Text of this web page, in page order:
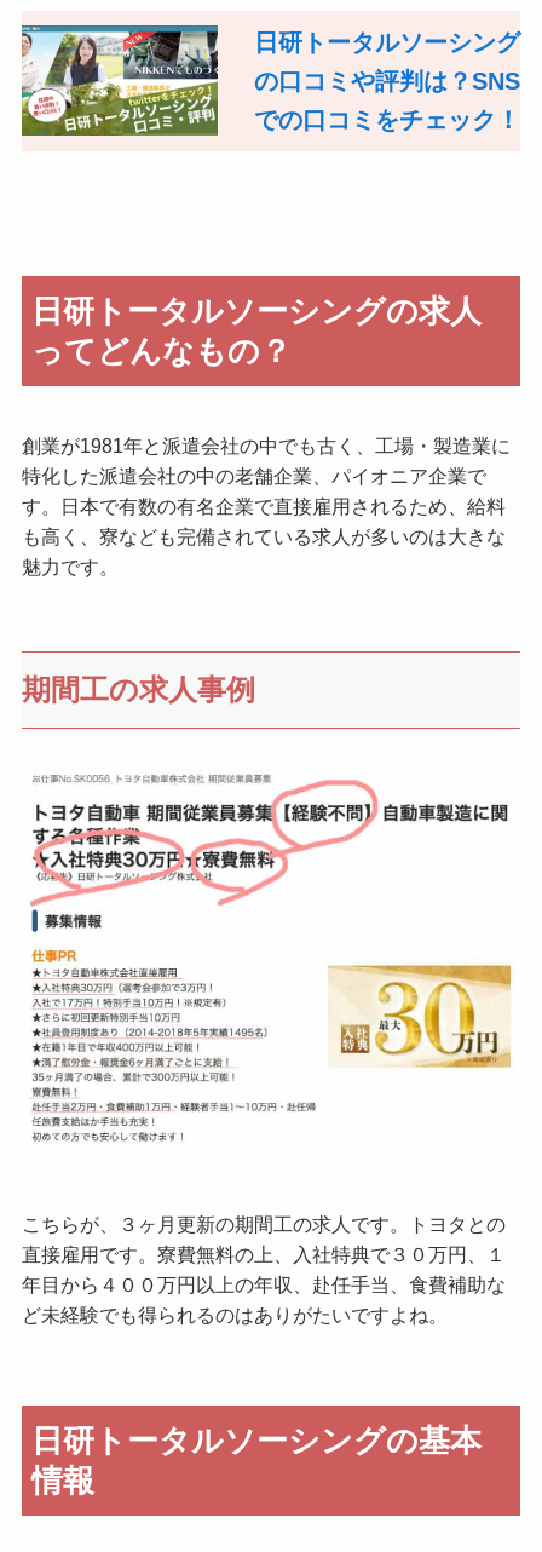
日研トータルソーシング
の口コミや評判は？SNS
での口コミをチェック！
日研トータルソーシングの求人
ってどんなもの？
創業が1981年と派遣会社の中でも古く、工場・製造業に
特化した派遣会社の中の老舗企業、パイオニア企業で
す。日本で有数の有名企業で直接雇用されるため、給料
も高く、寮なども完備されている求人が多いのは大きな
魅力です。
期間工の求人事例
こちらが、３ヶ月更新の期間工の求人です。トヨタとの
直接雇用です。寮費無料の上、入社特典で３０万円、１
年目から４００万円以上の年収、赴任手当、食費補助な
ど未経験でも得られるのはありがたいですよね。
日研トータルソーシングの基本
情報